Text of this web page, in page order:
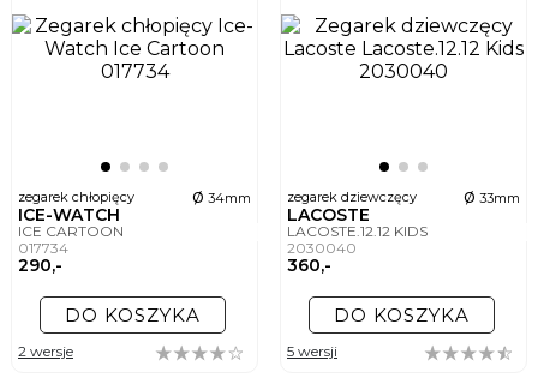
zegarek chłopięcy ø 34mm
ICE-WATCH
ICE CARTOON
017734
290,-
DO KOSZYKA
2 wersje
zegarek dziewczęcy ø 33mm
LACOSTE
LACOSTE.12.12 KIDS
2030040
360,-
DO KOSZYKA
5 wersji